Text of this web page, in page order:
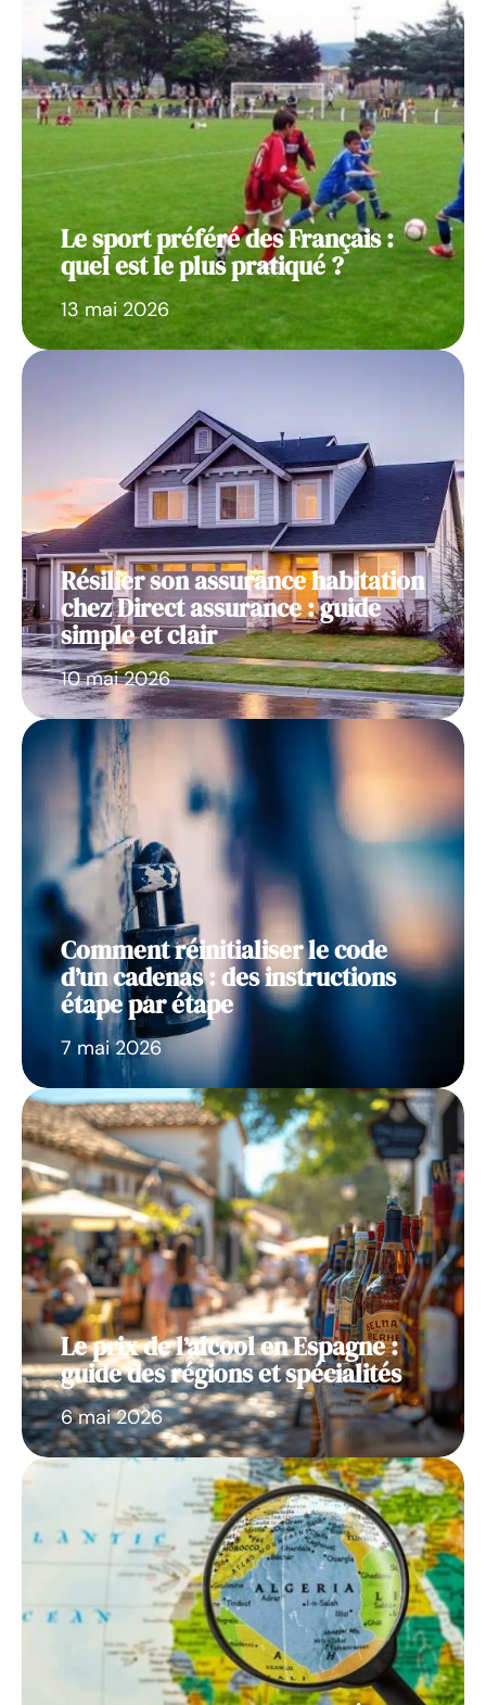
Le sport préféré des Français :
quel est le plus pratiqué ?
13 mai 2026
Résilier son assurance habitation
chez Direct assurance : guide
simple et clair
10 mai 2026
Comment réinitialiser le code
d’un cadenas : des instructions
étape par étape
7 mai 2026
Le prix de l’alcool en Espagne :
guide des régions et spécialités
6 mai 2026